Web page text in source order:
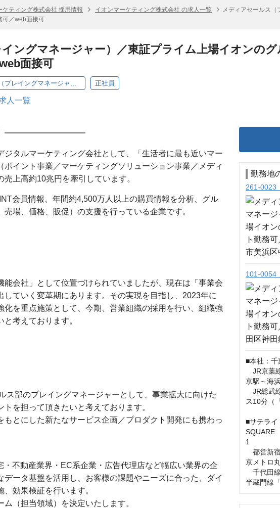
ケティング株式会社 採用情報 イオンマーケティング株式会社 の求人一覧
メディアセールス（
可／web面接可
ングマネージャー）／東証プライム上場イオンのグ
面接可
メディアセールス部：メディアセールス（プレイングマネージャー） 正社員
人一覧
いて】━━━━━━━━━━
ジタルマーケティング会社として、「生活者に最も近いマー
イント事業／マーケティングソリューション事業／メディ
上高約10兆円を牽引しています。
会員情報、年間約4,500万人以上の購買情報を分析、グル
場、価格、販促）の支援を行っている企業です。
能会社」として位置づけられていましたが、現在は「事業会
ていく変革期にあります。その実現を目指し、2023年に
化を重点施策として、今期、営業組織の採用を行い、組織強
考えております。
ス部のプレイングマネージャーとして、事業拡大に向けた
を担って頂きたいと考えております。
もとにした新たなサービス企画／プロダクト開発にも携わっ
・不動産業界・EC系企業・広告代理店など幅広い業界の企
ータ基盤を活用し、お客様の課題やニーズに合った、ダイ
効果検証を行います。
（担当領域）を決定いたします。
勤務地
261-0023
101-0054
■本社：千
JR京葉
京駅～海
JR総武
ス10分（
■サテライ
SQUARE
1
都営新
京メトロ
千代田線
半蔵門線